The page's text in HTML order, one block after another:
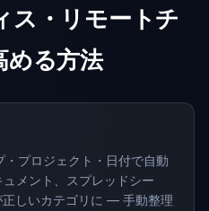
ス・リモートチ
める方法
プロジェクト・日付で自動
メント、スプレッドシー
正しいカテゴリに — 手動整理